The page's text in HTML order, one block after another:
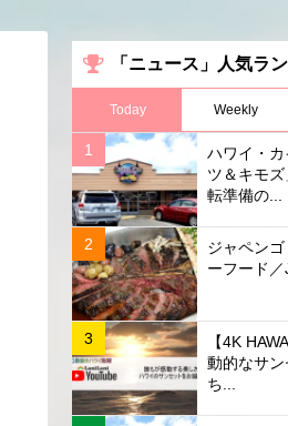
イ
ー
「ニュース」人気ラ
Today Weekly
ハワイ・
ツ＆キモ
転準備の...
ジャペン
ーフード
【4K
動的なサン
ち...